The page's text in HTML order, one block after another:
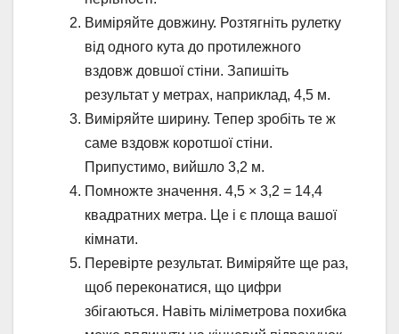
Виміряйте довжину. Розтягніть рулетку
від одного кута до протилежного
вздовж довшої стіни. Запишіть
результат у метрах, наприклад, 4,5 м.
Виміряйте ширину. Тепер зробіть те ж
саме вздовж коротшої стіни.
Припустимо, вийшло 3,2 м.
Помножте значення. 4,5 × 3,2 = 14,4
квадратних метра. Це і є площа вашої
кімнати.
Перевірте результат. Виміряйте ще раз,
щоб переконатися, що цифри
збігаються. Навіть міліметрова похибка